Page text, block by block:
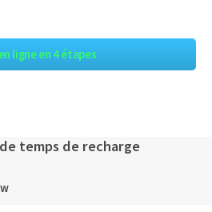
ligne en 4 étapes
temps de recharge